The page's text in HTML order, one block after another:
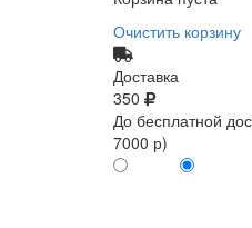
Очистить корзину
Доставка
350
До бесплатной
7000 р)